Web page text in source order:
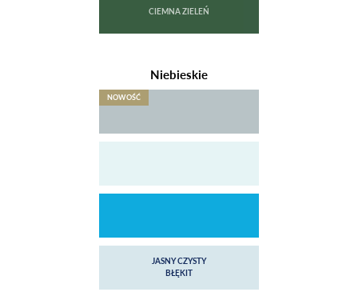
Niebieskie